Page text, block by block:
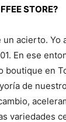
STORE?
acierto. Yo
En ese
boutique en
de
variedades